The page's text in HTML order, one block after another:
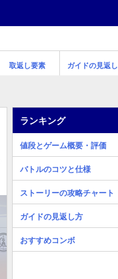
取返し要素 ガイドの見返し
ランキング
値段とゲーム概要・評価
バトルのコツと仕様
ストーリーの攻略チャート
ガイドの見返し方
おすすめコンボ